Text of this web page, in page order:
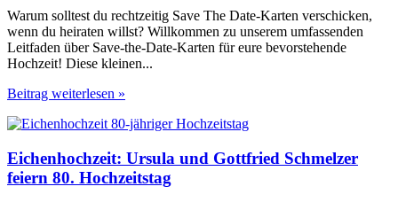
Warum solltest du rechtzeitig Save The Date-Karten verschicken,
wenn du heiraten willst? Willkommen zu unserem umfassenden
Leitfaden über Save-the-Date-Karten für eure bevorstehende
Hochzeit! Diese kleinen...
Beitrag weiterlesen »
Eichenhochzeit: Ursula und Gottfried Schmelzer
feiern 80. Hochzeitstag